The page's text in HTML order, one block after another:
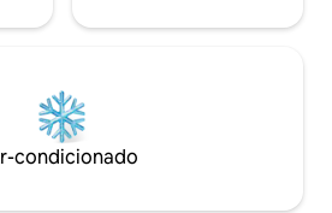
condicionado